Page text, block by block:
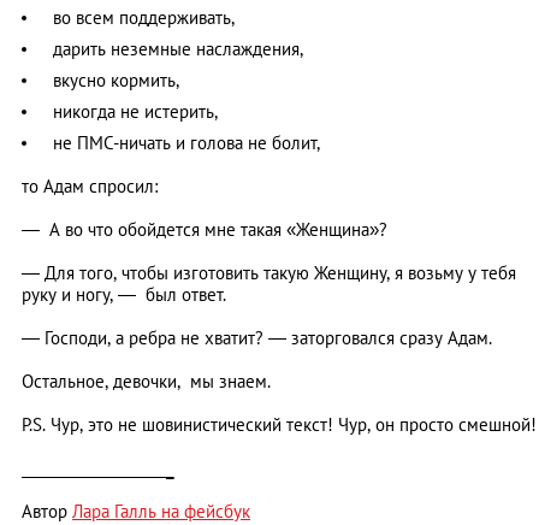
во всем поддерживать,
дарить неземные наслаждения,
вкусно кормить,
никогда не истерить,
не ПМС-ничать и голова не болит,
то Адам спросил:
— А во что обойдется мне такая «Женщина»?
— Для того, чтобы изготовить такую Женщину, я возьму у тебя
руку и ногу, — был ответ.
— Господи, а ребра не хватит? — заторговался сразу Адам.
Остальное, девочки, мы знаем.
P.S. Чур, это не шовинистический текст! Чур, он просто смешной!
Автор Лара Галль на фейсбук